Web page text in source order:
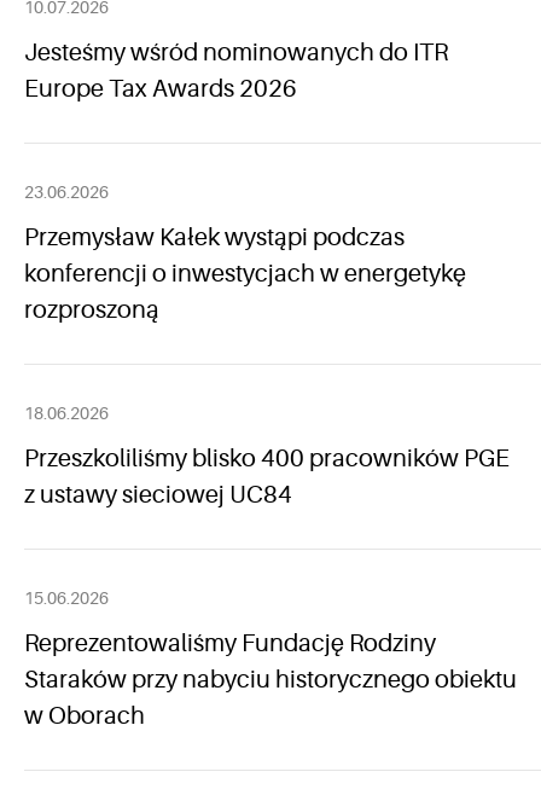
10.07.2026
Jesteśmy wśród nominowanych do ITR
Europe Tax Awards 2026
23.06.2026
Przemysław Kałek wystąpi podczas
konferencji o inwestycjach w energetykę
rozproszoną
18.06.2026
Przeszkoliliśmy blisko 400 pracowników PGE
z ustawy sieciowej UC84
15.06.2026
Reprezentowaliśmy Fundację Rodziny
Staraków przy nabyciu historycznego obiektu
w Oborach